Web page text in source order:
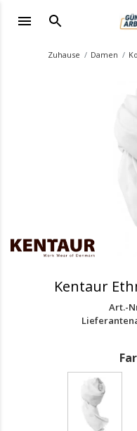
Zuhause Damen
Kentaur
Art.-